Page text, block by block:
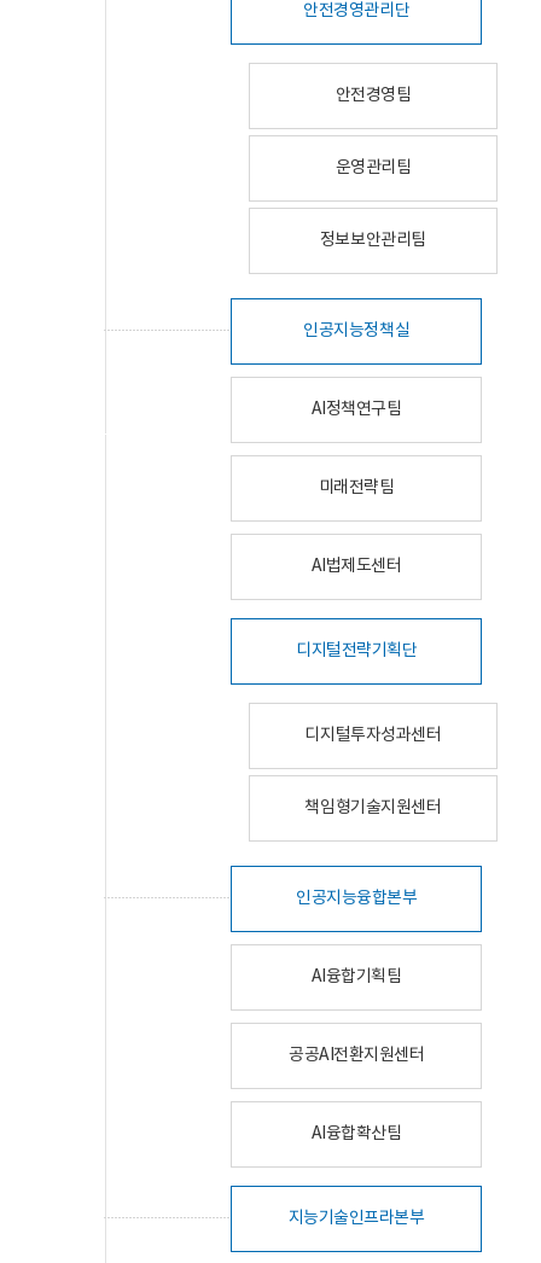
안전경영관리단
안전경영팀
운영관리팀
정보보안관리팀
인공지능정책실
AI정책연구팀
미래전략팀
AI법제도센터
디지털전략기획단
디지털투자성과센터
책임형기술지원센터
인공지능융합본부
AI융합기획팀
공공AI전환지원센터
AI융합확산팀
지능기술인프라본부